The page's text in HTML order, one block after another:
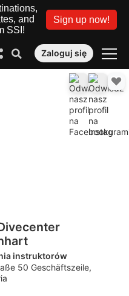
and
SSI!
Sign up now!
Zaloguj się
instruktorów
50 Geschäftszeile,